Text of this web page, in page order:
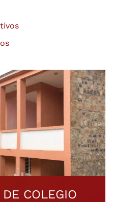
COLEGIO